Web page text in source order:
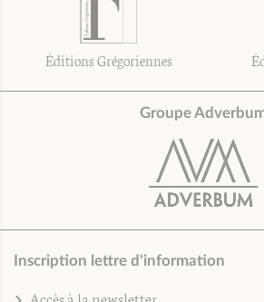
Éditions Grégoriennes
Groupe
Inscription lettre d'information
Accès à la newsletter